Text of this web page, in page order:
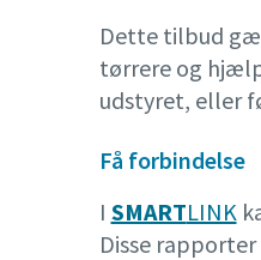
Dette tilbud
tørrere og
udstyret, eller
Få forbindelse
I SMARTLINK
Disse